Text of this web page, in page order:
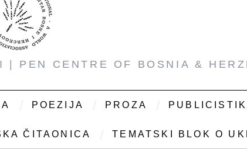
PEN CENTRE OF BOSNIA &
POEZIJA PROZA
ČITAONICA TEMATSKI BLOK O